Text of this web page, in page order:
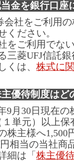
金を銀行口座
会社をご利用
ください。
をご利用でな
三菱UFJ信託
くは、 株式に
優待制度はど
9月30日現在
１単元）以上
株主様へ1,500
相当の当社商
細は「 株主優